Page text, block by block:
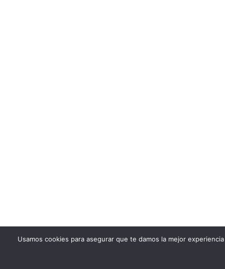
Usamos cookies para asegurar que te damos la mejor